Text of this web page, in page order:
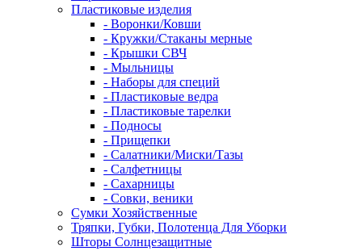
Пластиковые изделия
- Воронки/Ковши
- Кружки/Стаканы мерные
- Крышки СВЧ
- Мыльницы
- Наборы для специй
- Пластиковые ведра
- Пластиковые тарелки
- Подносы
- Прищепки
- Салатники/Миски/Тазы
- Салфетницы
- Сахарницы
- Совки, веники
Сумки Хозяйственные
Тряпки, Губки, Полотенца Для Уборки
Шторы Солнцезащитные